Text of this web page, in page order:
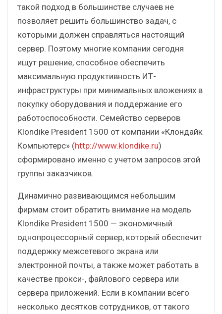
такой подход в большинстве случаев не
позволяет решить большинство задач, с
которыми должен справляться настоящий
сервер. Поэтому многие компании сегодня
ищут решение, способное обеспечить
максимальную продуктивность ИТ-
инфраструктуры при минимальных вложениях в
покупку оборудования и поддержание его
работоспособности. Семейство серверов
Klondike President 1500 от компании «Клондайк
Компьютерс» (http://www.klondike.ru)
сформировано именно с учетом запросов этой
группы заказчиков.
Динамично развивающимся небольшим
фирмам стоит обратить внимание на модель
Klondike President 1500 — экономичный
однопроцессорный сервер, который обеспечит
поддержку межсетевого экрана или
электронной почты, а также может работать в
качестве прокси-, файлового сервера или
сервера приложений. Если в компании всего
несколько десятков сотрудников, от такого